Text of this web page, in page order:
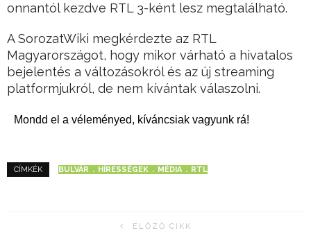
onnantól kezdve RTL 3-ként lesz megtalálható.
A SorozatWiki megkérdezte az RTL
Magyarországot, hogy mikor várható a hivatalos
bejelentés a változásokról és az új streaming
platformjukról, de nem kívántak válaszolni.
Mondd el a véleményed, kíváncsiak vagyunk rá!
CÍMKÉK BULVÁR HÍRESSÉGEK MÉDIA RTL
ELŐZŐ CIKK